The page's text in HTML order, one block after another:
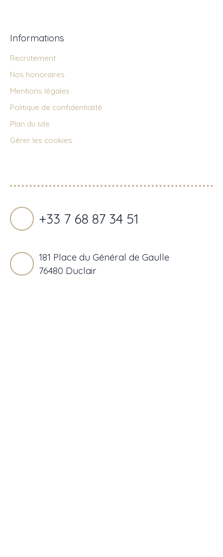
Informations
Recrutement
Nos honoraires
Mentions légales
Politique de confidentialité
Plan du site
Gérer les cookies
+33 7 68 87 34 51
181 Place du Général de Gaulle
76480 Duclair